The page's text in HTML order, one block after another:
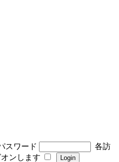
スワード
各訪
ンします